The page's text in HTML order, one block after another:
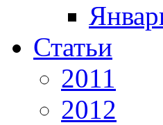
Статьи
2011
2012